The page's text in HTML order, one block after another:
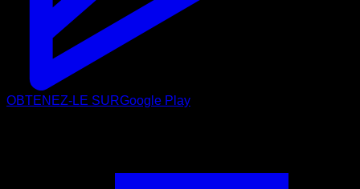
OBTENEZ-LE SURGoogle Play